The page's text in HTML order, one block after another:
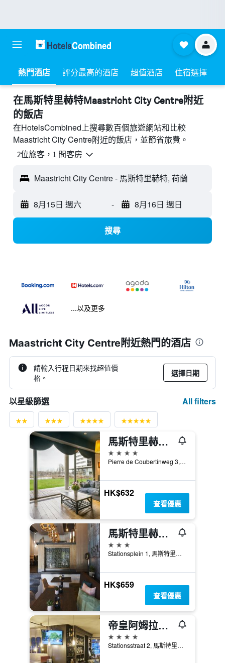
熱門酒店 評分最高的酒店 超值酒店 住宿選擇
​在馬斯特里赫特Maastricht City Centre附近​
的飯店
在HotelsCombined上搜尋數百個旅遊網站和比較
Maastricht City Centre附近的飯店，並節省旅費。
2位旅客，1 間客房
Maastricht City Centre - 馬斯特里赫特, 荷蘭
8月15日 週六 - 8月16日 週日
搜尋
...以及更多
Maastricht City Centre附近熱門的酒店
請輸入行程日期來找超值價
格。
選擇日期
以星級篩選 All filters
馬斯特里赫特蘋果公園酒店 - 馬斯垂克
4星級
Pierre de Coubertinweg 3, 馬斯特里赫特, 林保, 荷蘭
HK$632
查看優惠
馬斯特里赫特卡邦酒店 - 馬斯垂克
3星級
Stationsplein 1, 馬斯特里赫特, 林保, 荷蘭
HK$659
查看優惠
帝皇阿姆拉斯大酒店
4星級
Stationsstraat 2, 馬斯特里赫特, 林保, 荷蘭